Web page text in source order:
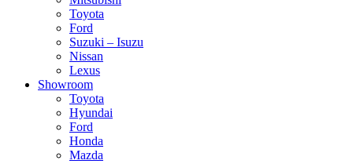
Toyota
Ford
Suzuki – Isuzu
Nissan
Lexus
Showroom
Toyota
Hyundai
Ford
Honda
Mazda